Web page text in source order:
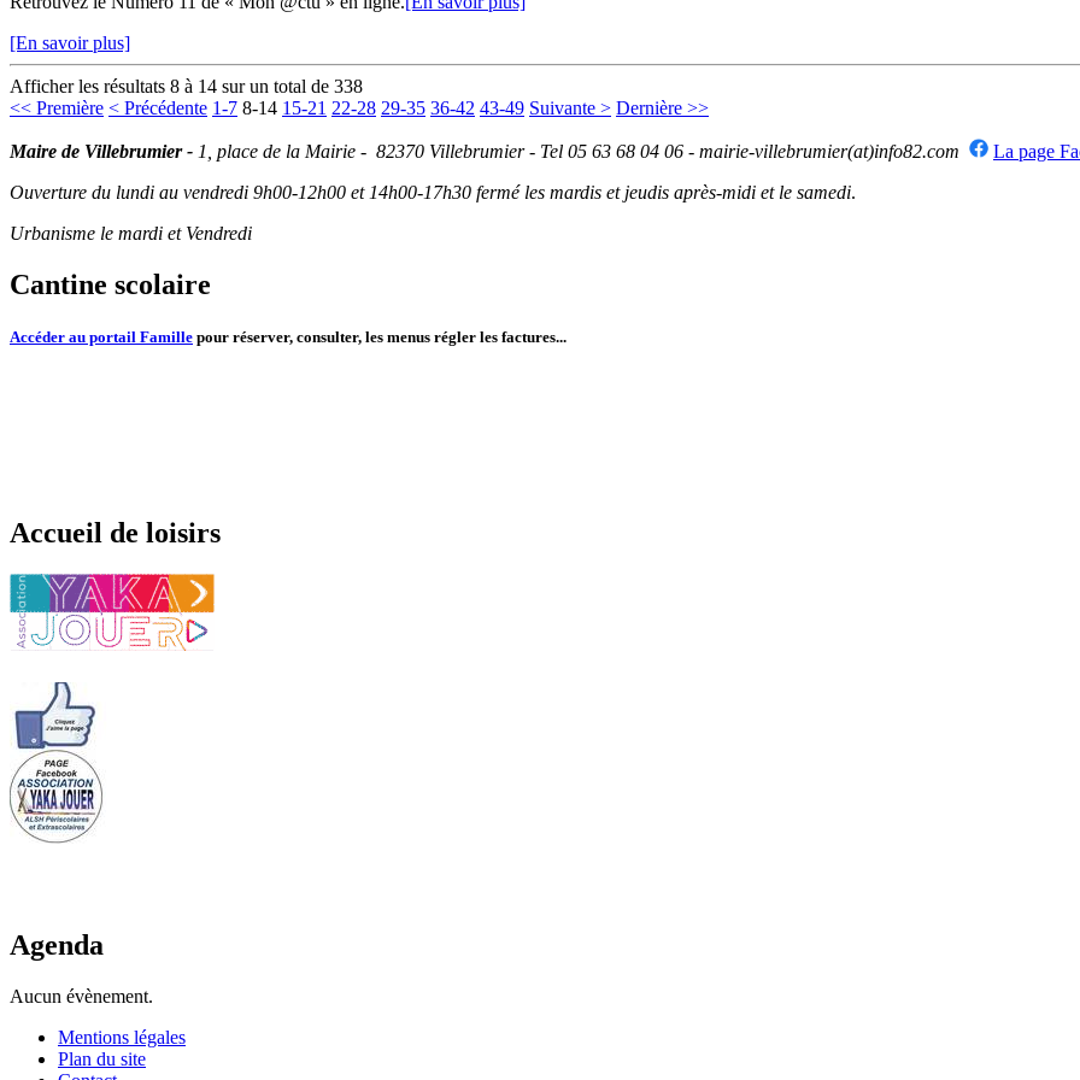
[En savoir plus]
Afficher les résultats 8 à 14 sur un total de 338
<< Première < Précédente 1-7 8-14 15-21 22-28 29-35 36-42 43-49 Suivante > Dernière >>
Maire de Villebrumier - 1, place de la Mairie - 82370 Villebrumier - Tel 05 63 68 04 06 - mairie-villebrumier(at)info82.com
La page
Ouverture du lundi au vendredi 9h00-12h00 et 14h00-17h30 fermé les mardis et jeudis après-midi et le samedi.
Urbanisme le mardi et Vendredi
Cantine scolaire
Accéder au portail Famille pour réserver, consulter, les menus régler les factures...
Accueil de loisirs
Agenda
Aucun évènement.
Mentions légales
Plan du site